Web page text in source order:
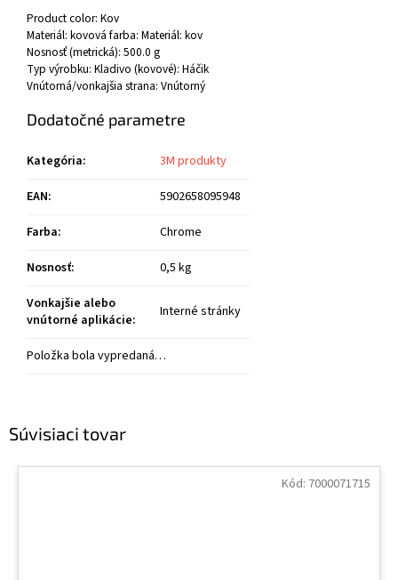
Súvisiaci tovar
Kód: 7000071715
Product color: Kov
Materiál: kovová farba: Materiál: kov
Nosnosť (metrická): 500.0 g
Typ výrobku: Kladivo (kovové): Háčik
Vnútorná/vonkajšia strana: Vnútorný
Dodatočné parametre
Kategória:
3M produkty
EAN:
5902658095948
Farba:
Chrome
Nosnosť:
0,5 kg
Vonkajšie alebo
vnútorné aplikácie: Interné stránky
Položka bola vypredaná…